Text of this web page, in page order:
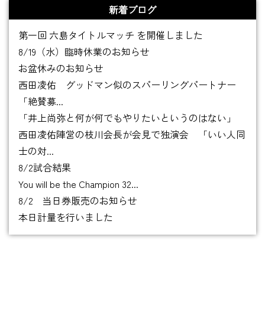
新着ブログ
第一回 六島タイトルマッチ を開催しました
8/19（水）臨時休業のお知らせ
お盆休みのお知らせ
西田凌佑 グッドマン似のスパーリングパートナー
「絶賛募...
「井上尚弥と何が何でもやりたいというのはない」
西田凌佑陣営の枝川会長が会見で独演会 「いい人同
士の対...
8/2試合結果
You will be the Champion 32...
8/2 当日券販売のお知らせ
本日計量を行いました